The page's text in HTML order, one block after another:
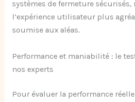
systèmes de fermeture sécurisés,
l’expérience utilisateur plus
soumise aux aléas.
Performance et maniabilité : le
nos experts
Pour évaluer la performance